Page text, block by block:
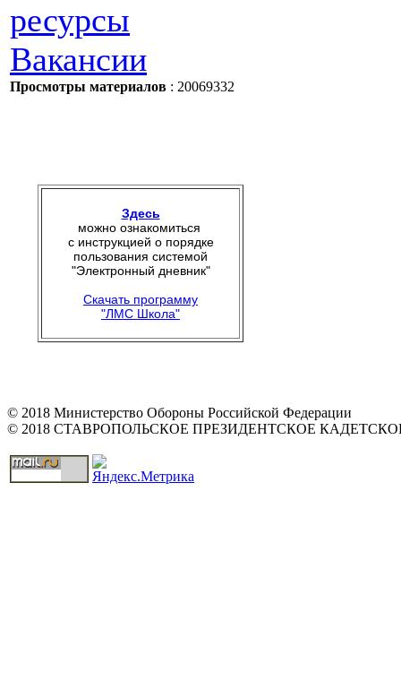
ресурсы
Вакансии
Просмотры материалов : 20069332
Здесь
можно ознакомиться
с инструкцией о порядке
пользования системой
"Электронный дневник"
Скачать программу
"ЛМС Школа"
© 2018 Министерство Обороны Российской Федерации
© 2018 СТАВРОПОЛЬСКОЕ ПРЕЗИДЕНТСКОЕ